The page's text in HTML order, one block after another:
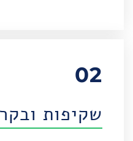
02
שקיפות